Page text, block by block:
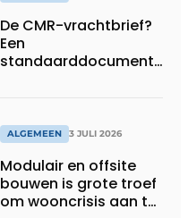
De CMR-vrachtbrief?
Een
standaarddocument
ALGEMEEN 3 JULI 2026
Modulair en offsite
bouwen is grote troef
om wooncrisis aan te